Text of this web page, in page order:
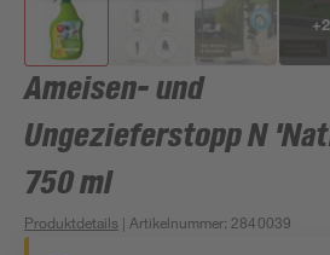
+2
Ameisen- und
Ungezieferstopp N
750 ml
Produktdetails | Artikelnummer: 2840039